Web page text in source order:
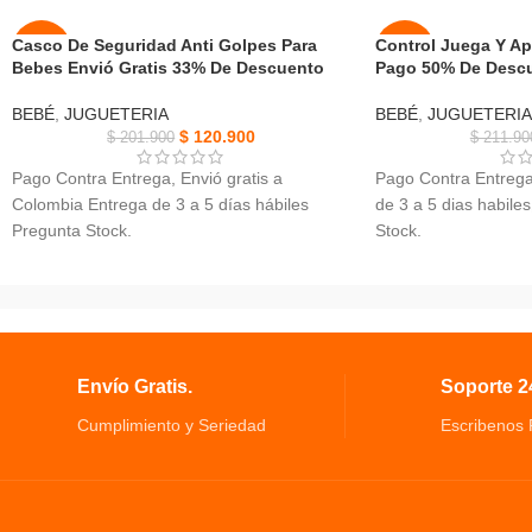
-40%
AGOT
ADO
NUEVO
Casco De Seguridad Anti Golpes Para
Bebes Envió Gratis 33% De Descuento
BEBÉ, JUGUETERIA
$201.900 $ 120.900
Pago Contra Entrega, Envió gratis a
Colombia Entrega de 3 a 5 días hábiles
Pregunta Stock.
fontanelas y todas las zonas sensibles de la
Expuestos los bebes en su etapa de
-50%
NUEVO
Control Juega Y
Pago 50% De
BEBÉ, JUGUETERIA
$
Pago Contra
de 3 a 5 dias
Stock.
Control Juega Y
Dimensiones ( Alto
Envío Gratis.
Cumplimiento y Seriedad
Soporte
Escribenos